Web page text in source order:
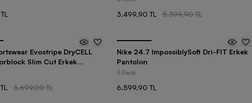
3.499,90 TL 5.399,90 TL
Evostripe DryCELL
Slim Cut Erkek
3.699,00 TL
Nike 24.7 ImpossiblySoft Dri-FIT Erkek
Pantolon
5 Renk
6.599,90 TL